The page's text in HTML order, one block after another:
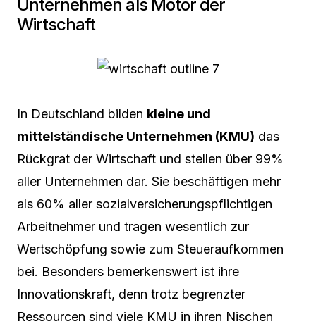
Unternehmen als Motor der
Wirtschaft
In Deutschland bilden kleine und
mittelständische Unternehmen (KMU) das
Rückgrat der Wirtschaft und stellen über 99%
aller Unternehmen dar. Sie beschäftigen mehr
als 60% aller sozialversicherungspflichtigen
Arbeitnehmer und tragen wesentlich zur
Wertschöpfung sowie zum Steueraufkommen
bei. Besonders bemerkenswert ist ihre
Innovationskraft, denn trotz begrenzter
Ressourcen sind viele KMU in ihren Nischen